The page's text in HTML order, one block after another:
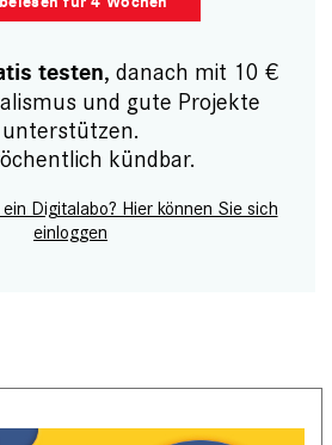
testen, danach mit 10 €
und gute Projekte
unterstützen.
kündbar.
Digitalabo? Hier können Sie sich
einloggen